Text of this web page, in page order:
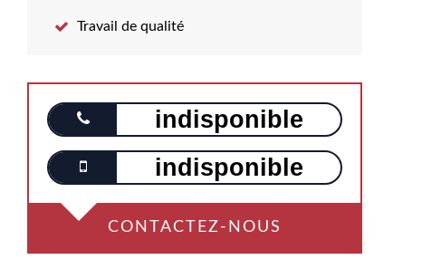
Travail de qualité
indisponible
indisponible
CONTACTEZ-NOUS